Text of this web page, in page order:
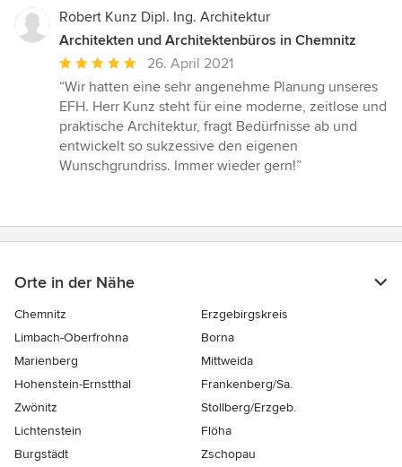
Robert Kunz Dipl. Ing. Architektur
Architekten und Architektenbüros in Chemnitz
Durchschnittliche
Bewertung:
5
von
5
Sternen
26. April 2021
“Wir hatten eine sehr angenehme Planung unseres
EFH. Herr Kunz steht für eine moderne, zeitlose und
praktische Architektur, fragt Bedürfnisse ab und
entwickelt so sukzessive den eigenen
Wunschgrundriss. Immer wieder gern!”
Orte in der Nähe
Chemnitz
Erzgebirgskreis
Limbach-Oberfrohna
Borna
Marienberg
Mittweida
Hohenstein-Ernstthal
Frankenberg/Sa.
Zwönitz
Stollberg/Erzgeb.
Lichtenstein
Flöha
Burgstädt
Zschopau